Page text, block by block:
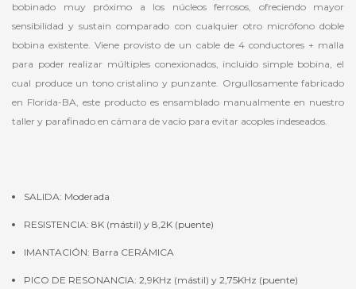
bobinado muy próximo a los núcleos ferrosos, ofreciendo mayor
sensibilidad y sustain comparado con cualquier otro micrófono doble
bobina existente. Viene provisto de un cable de 4 conductores + malla
para poder realizar múltiples conexionados, incluido simple bobina, el
cual produce un tono cristalino y punzante. Orgullosamente fabricado
en Florida-BA, este producto es ensamblado manualmente en nuestro
taller y parafinado en cámara de vacío para evitar acoples indeseados.
SALIDA: Moderada
RESISTENCIA: 8K (mástil) y 8,2K (puente)
IMANTACIÓN: Barra CERÁMICA
PICO DE RESONANCIA: 2,9KHz (mástil) y 2,75KHz (puente)